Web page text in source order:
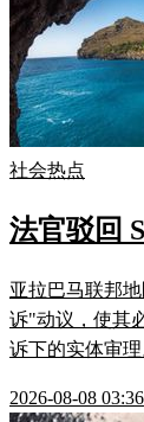
社会热点
法官驳回
亚拉巴马联邦
诉"动议，使其
诉下的实体审理
2026-08-08 03:36